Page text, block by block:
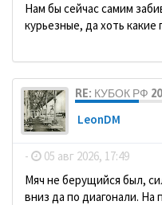
Нам бы сейчас самим
курьезные, да хоть
RE: КУБОК РФ
LeonDM
- 05 авг 2026, 17:49
Мяч не берущийся был,
вниз да по диагонали. На